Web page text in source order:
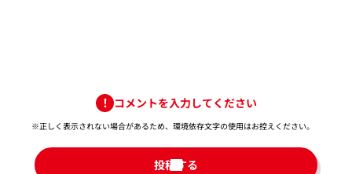
コメントを入力してください
※正しく表示されない場合があるため、環境依存文字の使用はお控えください。​
投稿する